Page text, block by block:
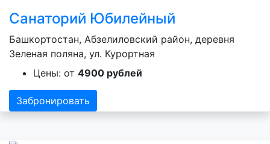
Санаторий Юбилейный
Башкортостан, Абзелиловский район, деревня
Зеленая поляна, ул. Курортная
Цены: от 4900 рублей
Забронировать